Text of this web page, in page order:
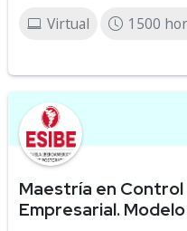
Virtual 1500
Maestría en Control
Empresarial. Modelo